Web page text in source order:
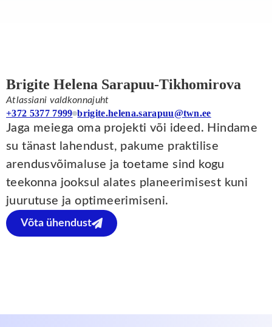
Brigite Helena Sarapuu-Tikhomirova
Atlassiani valdkonnajuht
+372 5377 7999 brigite.helena.sarapuu@twn.ee
Jaga meiega oma projekti või ideed. Hindame
su tänast lahendust, pakume praktilise
arendusvõimaluse ja toetame sind kogu
teekonna jooksul alates planeerimisest kuni
juurutuse ja optimeerimiseni.
Võta ühendust